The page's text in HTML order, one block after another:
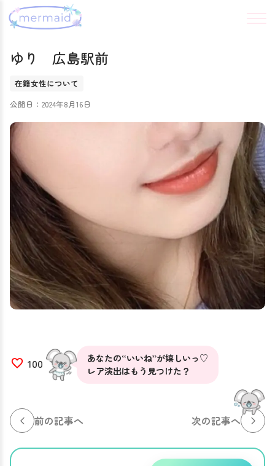
ゆり 広島駅前
在籍女性について
公開日：2024年8月16日
100
あなたの“いいね”が嬉しいっ♡
レア演出はもう見つけた？
前の記事へ 次の記事へ